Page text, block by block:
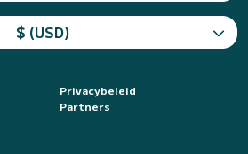
$ (USD)
Privacybeleid
Partners